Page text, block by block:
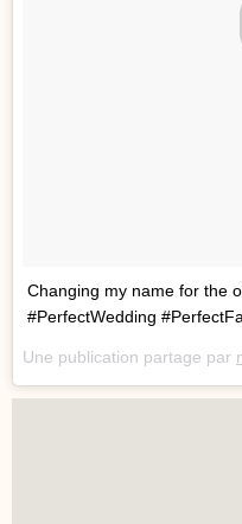
Changing my name for the
#PerfectWedding
Une publication partage par